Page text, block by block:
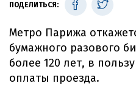
ПОДЕЛИТЬСЯ:
Метро Парижа
бумажного разового
более 120 лет, в
оплаты проезда.